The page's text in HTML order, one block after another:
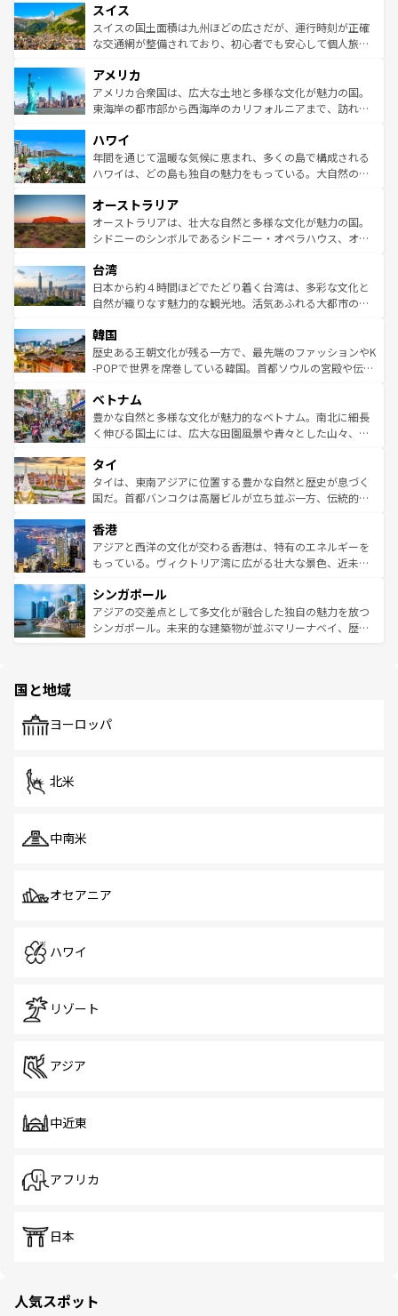
れる地方に足を運ぶとそれぞれで全く異なる文化を体験で
きるだろう。 なお、新着のフランス情報はコンテンツ一覧
を参照してほしい。
は、お酒好きな人にはぜひ体験してほしい。 なお、新着の
ドイツ情報はコンテンツ一覧を参照してほしい。
リアごとに異なる魅力がある。また、優雅なアフタヌーン
ティー、ビール好きにはたまらない英国パブ、サッカー観
戦など、本場だからこそできる体験も豊富。イギリスを旅
ンツ一覧を参照してほしい。
スイス
スイスの国土面積は九州ほどの広さだが、運行時刻が正確
な交通網が整備されており、初心者でも安心して個人旅行
の建物がそのまま残る町や、スイスならではのユニークな
博物館もあり、アルプス観光だけでなく町歩きも満喫する
ことができる。国民の所得が高いため物価も高いが、旅行
ば市内交通費無料で観光を楽しむこともできる。 なお、新
着のスイス情報はコンテンツ一覧 を参照してほしい。
アメリカ
アメリカ合衆国は、広大な土地と多様な文化が魅力の国。
東海岸の都市部から西海岸のカリフォルニアまで、訪れる
のような巨大都市は、観光、ショッピング、エンターテイ
ンメントが詰まった刺激的なスポットだ。一方、アメリカ
西部には大自然が広がり、グランドキャニオンやイエロー
部のニューオーリンズでは、音楽と美食が融合した独特の
文化が魅力。旅行者はアメリカの各地域で異なる魅力を楽
しみながら、その多様性と豊かな歴史を感じることができ
ならではの贅沢な旅のスタイルだ。 なお、新着のアメリカ
情報はコンテンツ一覧を参照してほしい。
ハワイ
年間を通じて温暖な気候に恵まれ、多くの島で構成される
ハワイは、どの島も独自の魅力をもっている。大自然の神
ワイ島は見逃せない。また、定番の観光地といえばオアフ
島だが、静かな自然を求めるならマウイ島やカウアイ島が
おすすめ。エメラルドグリーンに輝く海をはじめ、豊かな
れるおもてなしの心で訪れる人々を迎えてくれるハワイの
人々、おいしいローカルフードやハワイアンミュージッ
ク、伝統的なフラダンスなど、すべてがハワイの魅力を彩
ワイを、存分に味わってほしい。 なお、新着のハワイ情報
はコンテンツ一覧を参照してほしい。
オーストラリア
オーストラリアは、壮大な自然と多様な文化が魅力の国。
シドニーのシンボルであるシドニー・オペラハウス、オー
リアリーフや大陸中央部にそびえるウルル（エアーズロッ
ク）、タスマニアの美しい原生林やケアンズの熱帯雨林な
ど、見どころがたくさん。また、カフェやワイン、オージ
いる。アクティビティも充実しており、サーフィンやダイ
ビング、ハイキングなど、アウトドア好きにはたまらな
い。オーストラリアの多彩な魅力を存分に味わいつくそ
参照してほしい。
台湾
日本から約４時間ほどでたどり着く台湾は、多彩な文化と
自然が織りなす魅力的な観光地。活気あふれる大都市の台
ン）、静ひつな山岳地帯である台湾東部など、都市の喧騒
と山間の静けさが共存しており、訪れる人に新しい発見と
驚きをもたらしてくれる。また、奥深い台湾の食文化も魅
容にもいいと評判のスイーツなど、バラエティ豊かな料理
が味わえる。 なお、新着の台湾情報は コンテンツ一覧を参
照してほしい。
韓国
歴史ある王朝文化が残る一方で、最先端のファッションやK
-POPで世界を席巻している韓国。首都ソウルの宮殿や伝統
き、地方に足を延ばせば四季折々の自然美を楽しむことが
できる。そして、キムチや焼肉、絶品のストリートフード
まで、さまざまな韓国料理が待っている。夜には、韓国な
リティに包まれながら、韓国の多彩な魅力を心ゆくまで味
わってみてほしい。 なお、新着の韓国情報はコンテンツ一
覧を参照してほしい。
ベトナム
豊かな自然と多様な文化が魅力的なベトナム。南北に細長
く伸びる国土には、広大な田園風景や青々とした山々、世
急速な発展と共に伝統が息づく。ハノイの古い町並みやホ
ーチミン市のフランス統治時代の建物も、独特の雰囲気を
醸し出している。また、バラエティの豊かさとおいしさで
とつ。フォーやバインミー、ベトナムコーヒーなどは、ぜ
ひ現地で味わいたい。どの地域を訪れてもあたたかい人々
が旅行者を迎えてくれるので、きっと忘れられない旅にな
参照してほしい。
タイ
タイは、東南アジアに位置する豊かな自然と歴史が息づく
国だ。首都バンコクは高層ビルが立ち並ぶ一方、伝統的な
の活気が交差している。北部ではチェンマイなどの山岳地
帯で自然と触れ合い、南部ではプーケットやクラビの美し
いビーチでリゾート気分を楽しむことができる。タイ料理
激する。気候は一年中温暖で、どの季節にも異なる楽しみ
が待っている。親しみやすいタイの人々、仏教を中心とし
た文化、そして多様な観光資源が、訪れる旅人を魅了し続
香港
アジアと西洋の文化が交わる香港は、特有のエネルギーを
もっている。ヴィクトリア湾に広がる壮大な景色、近未来
み、どこを訪れても感動するはず。観光スポットが密集し
ており、効率よく見どころを回れるのも魅力。息をのむよ
うな絶景から文化的な体験まで、香港を存分に楽しみ尽く
シンガポール
アジアの交差点として多文化が融合した独自の魅力を放つ
シンガポール。未来的な建築物が並ぶマリーナベイ、歴史
で、ホーカーズは地元の風情を楽しめる外せないスポット
国と地域
ヨーロッパ
北米
中南米
オセアニア
ハワイ
リゾート
アジア
中近東
アフリカ
日本
人気スポット